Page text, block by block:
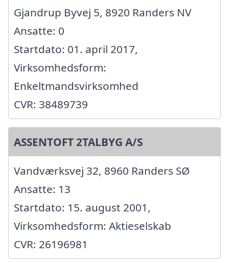
Gjandrup Byvej 5, 8920 Randers NV
Ansatte: 0
Startdato: 01. april 2017,
Virksomhedsform:
Enkeltmandsvirksomhed
CVR: 38489739
ASSENTOFT 2TALBYG A/S
Vandværksvej 32, 8960 Randers SØ
Ansatte: 13
Startdato: 15. august 2001,
Virksomhedsform: Aktieselskab
CVR: 26196981